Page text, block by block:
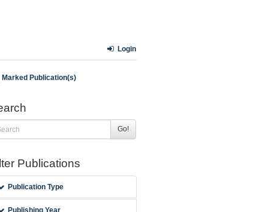
Login
Marked Publication(s)
Go!
Publications
Publication Type